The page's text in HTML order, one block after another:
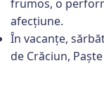
frumos, o
afecțiune.
În vacanțe,
de Crăciun,